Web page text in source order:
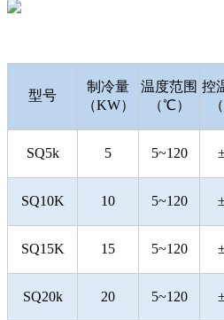
型号
制冷量
（KW）
温度范围
（℃）
控
SQ5k 5 5~120
SQ10K 10 5~120
SQ15K 15 5~120
SQ20k 20 5~120